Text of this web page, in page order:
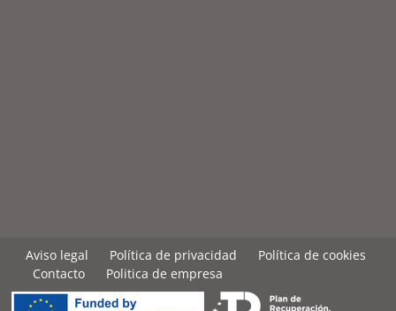
Aviso legal Política de privacidad
Política de cookies
Contacto
Politica de empresa